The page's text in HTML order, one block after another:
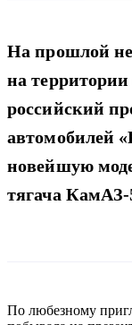
На прошлой
на
российский
автомобилей
новейшую
тягача КамАЗ-
По любезному